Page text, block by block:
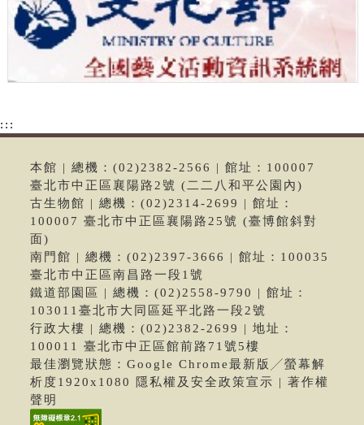
:::
本館 | 總機：(02)2382-2566 | 館址：100007
臺北市中正區襄陽路2號 (二二八和平公園內)
古生物館 | 總機：(02)2314-2699 | 館址：
100007 臺北市中正區襄陽路25號 (臺博館斜對
面)
南門館 | 總機：(02)2397-3666 | 館址：100035
臺北市中正區南昌路一段1號
鐵道部園區 | 總機：(02)2558-9790 | 館址：
103011臺北市大同區延平北路一段2號
行政大樓 | 總機：(02)2382-2699 | 地址：
100011 臺北市中正區館前路71號5樓
最佳瀏覽狀態：Google Chrome最新版╱螢幕解
析度1920x1080 隱私權及安全政策宣示 | 著作權
聲明